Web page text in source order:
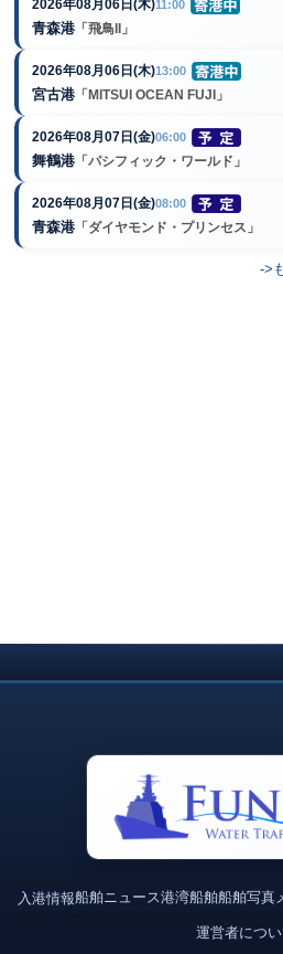
2026年08月06日(木)11:00
青森港 「飛鳥II」
2026年08月06日(木)13:00
宮古港 「MITSUI OCEAN FUJI」
2026年08月07日(金)06:00
舞鶴港 「パシフィック・ワールド」
2026年08月07日(金)08:00
青森港 「ダイヤモンド・プリンセス」
->
入港情報船舶ニュース港湾船舶船舶写真
運営者につ